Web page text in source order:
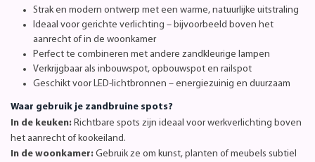
Strak en modern ontwerp met een warme, natuurlijke uitstraling
Ideaal voor gerichte verlichting – bijvoorbeeld boven het
aanrecht of in de woonkamer
Perfect te combineren met andere zandkleurige lampen
Verkrijgbaar als inbouwspot, opbouwspot en railspot
Geschikt voor LED-lichtbronnen – energiezuinig en duurzaam
Waar gebruik je zandbruine spots?
In de keuken: Richtbare spots zijn ideaal voor werkverlichting boven
het aanrecht of kookeiland.
In de woonkamer: Gebruik ze om kunst, planten of meubels subtiel